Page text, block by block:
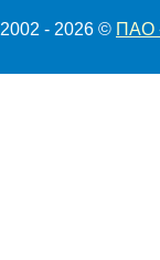
2002 - 2026 © ПАО